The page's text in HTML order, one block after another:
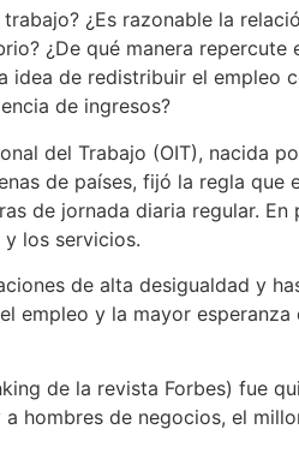
¿Es razonable la
¿De qué manera
idea de redistribuir el empleo
de ingresos?
del Trabajo (OIT), nacida
de países, fijó la regla
de jornada diaria regular.
los servicios.
de alta desigualdad y
empleo y la mayor
de la revista Forbes) fue
hombres de negocios, el